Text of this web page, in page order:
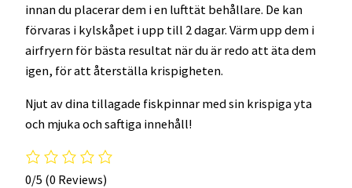
innan du placerar dem i en lufttät behållare. De kan
förvaras i kylskåpet i upp till 2 dagar. Värm upp dem i
airfryern för bästa resultat när du är redo att äta dem
igen, för att återställa krispigheten.
Njut av dina tillagade fiskpinnar med sin krispiga yta
och mjuka och saftiga innehåll!
0/5 (0 Reviews)